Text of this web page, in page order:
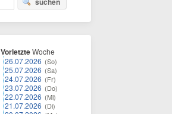
VorletzteWoche
26.07.2026 (So)
25.07.2026 (Sa)
24.07.2026 (Fr)
23.07.2026 (Do)
22.07.2026 (Mi)
21.07.2026 (Di)